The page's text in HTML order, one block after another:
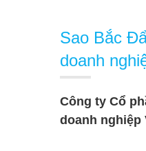
Sao Bắc
doanh
Công ty Cổ
doanh nghiệp